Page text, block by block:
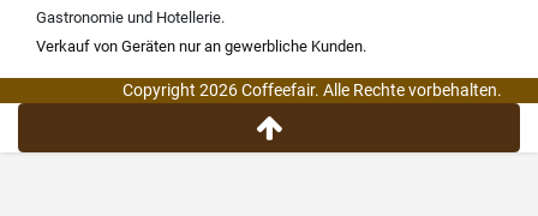
Gastronomie und Hotellerie.
Verkauf von Geräten nur an gewerbliche Kunden.
Copyright 2026 Coffeefair. Alle Rechte vorbehalten.